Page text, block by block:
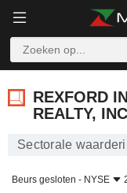
REXFORD
REALTY,
Sectorale
Beurs gesloten - NYSE